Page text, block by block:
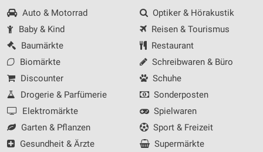
Auto & Motorrad
Baby & Kind
Baumärkte
Biomärkte
Discounter
Drogerie & Parfümerie
Elektromärkte
Garten & Pflanzen
Gesundheit & Ärzte
Optiker & Hörakustik
Reisen & Tourismus
Restaurant
Schreibwaren & Büro
Schuhe
Sonderposten
Spielwaren
Sport & Freizeit
Supermärkte